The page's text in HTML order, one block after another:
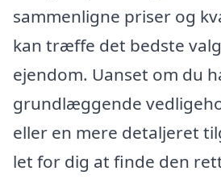
sammenligne priser og
kan træffe det bedste
ejendom. Uanset om du
grundlæggende
eller en mere detaljeret
let for dig at finde den